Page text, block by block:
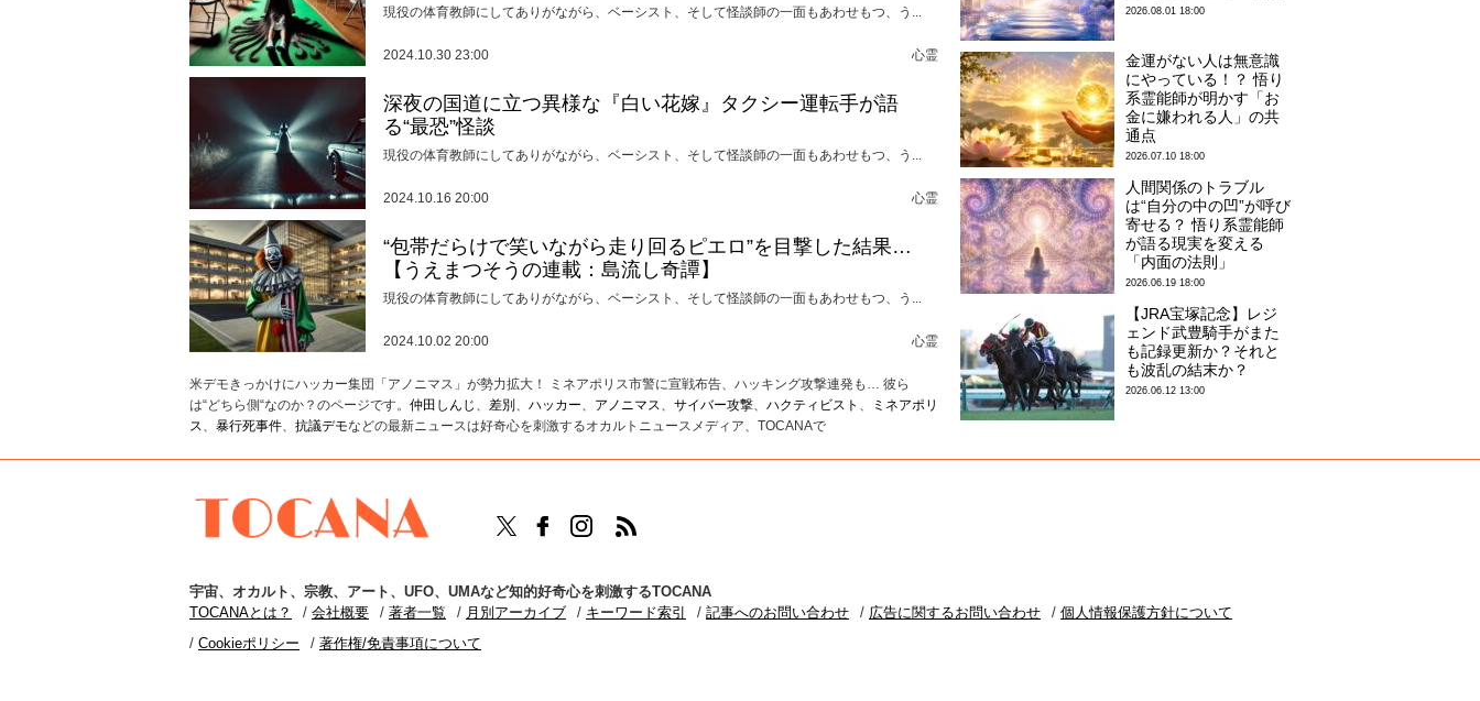
現役の体育教師にしてありがながら、ベーシスト、そして怪談師の一面もあわせもつ、う...
2024.10.30 23:00 心霊
深夜の国道に立つ異様な『白い花嫁』タクシー運転手が語
る“最恐”怪談
現役の体育教師にしてありがながら、ベーシスト、そして怪談師の一面もあわせもつ、う...
2024.10.16 20:00 心霊
“包帯だらけで笑いながら走り回るピエロ”を目撃した結果…
【うえまつそうの連載：島流し奇譚】
現役の体育教師にしてありがながら、ベーシスト、そして怪談師の一面もあわせもつ、う...
2024.10.02 20:00 心霊
米デモきっかけにハッカー集団「アノニマス」が勢力拡大！ ミネアポリス市警に宣戦布告、ハッキング攻撃連発も… 彼ら
は“どちら側“なのか？のページです。 仲田しんじ 、 差別 、 ハッカー、 アノニマス、 サイバー攻撃、 ハクティビスト 、
ミネアポリ
ス、 暴行死事件、 抗議デモなどの最新ニュースは好奇心を刺激するオカルトニュースメディア、TOCANAで
2026.08.01 18:00
金運がない人は無意識
にやっている！？ 悟り
系霊能師が明かす「お
金に嫌われる人」の共
通点
2026.07.10 18:00
人間関係のトラブル
は“自分の中の凹”が呼び
寄せる？ 悟り系霊能師
が語る現実を変える
「内面の法則」
2026.06.19 18:00
【JRA宝塚記念】レジ
ェンド武豊騎手がまた
も記録更新か？それと
も波乱の結末か？
2026.06.12 13:00
TOCANAのFacebookはこちら
TOCANAのinstagramはこちら
宇宙、 オカルト 、 宗教、 アート 、 UFO、 UMAなど知的好奇心を刺激するTOCANA
TOCANAとは？
会社概要 著者一覧 月別アーカイブ キーワード索引 記事へのお問い合わせ 広告に関するお問い合わせ
個人情報保護方針について
Cookieポリシー
著作権/免責事項について